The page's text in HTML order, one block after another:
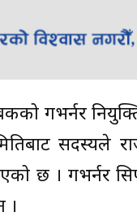
गभर्नर
सदस्यले
छ । गभर्नर
।